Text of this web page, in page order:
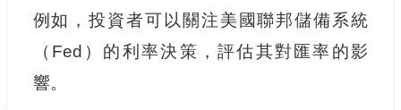
例如，投資者可以關注美國聯邦儲備系統
（Fed）的利率決策，評估其對匯率的影
響。